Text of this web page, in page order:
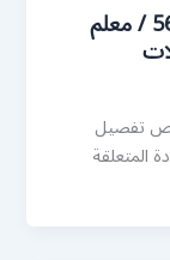
رقم حداد شبابيك الفيحاء / 56585569 / معلم
تفصيل
المتعلقة